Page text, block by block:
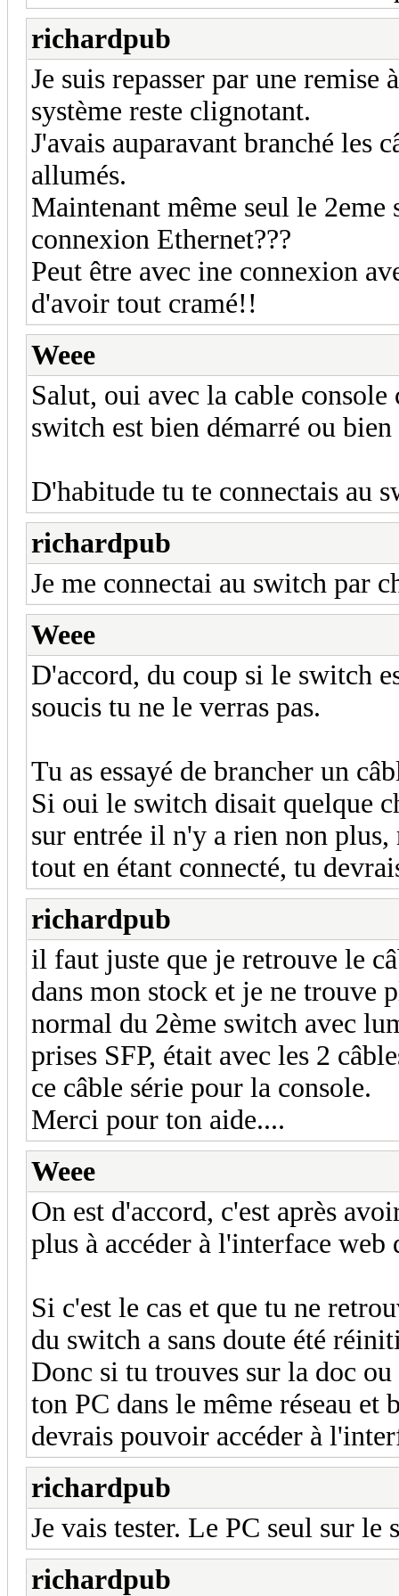
richardpub
Je suis repasser par une
système reste clignotant.
J'avais auparavant branché les
allumés.
Maintenant même seul le
connexion Ethernet???
Peut être avec ine connexion
d'avoir tout cramé!!
Weee
Salut, oui avec la cable
switch est bien démarré ou
D'habitude tu te connectais au
richardpub
Je me connectai au switch par
Weee
D'accord, du coup si le switch
soucis tu ne le verras pas.
Tu as essayé de brancher un
Si oui le switch disait quelque
sur entrée il n'y a rien non
tout en étant connecté, tu
richardpub
il faut juste que je retrouve le
dans mon stock et je ne trouve
normal du 2ème switch avec
prises SFP, était avec les 2
ce câble série pour la console.
Merci pour ton aide....
Weee
On est d'accord, c'est après
plus à accéder à l'interface web
Si c'est le cas et que tu ne
du switch a sans doute été
Donc si tu trouves sur la doc
ton PC dans le même réseau
devrais pouvoir accéder à
richardpub
Je vais tester. Le PC seul sur le
richardpub